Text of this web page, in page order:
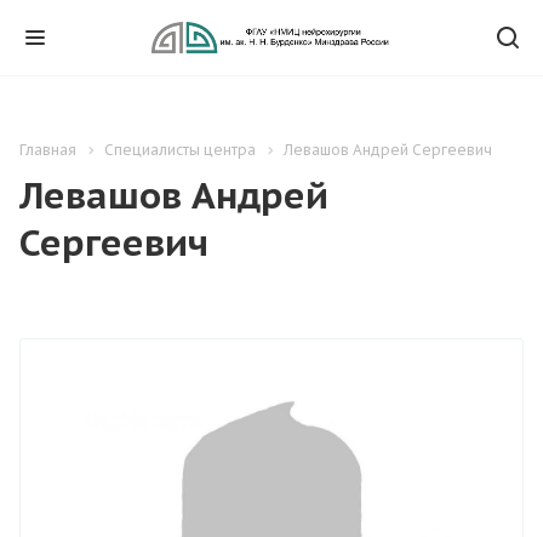
Главная Специалисты центра Левашов Андрей Сергеевич
Левашов Андрей
Сергеевич